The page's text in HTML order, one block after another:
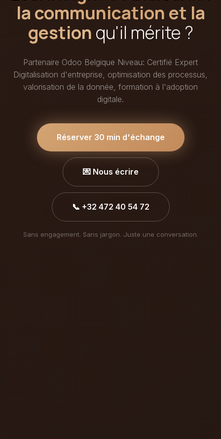
la communication et la
gestion qu'il mérite ?
Partenaire Odoo Belgique Niveau: Certifié Expert
Digitalisation d'entreprise, optimisation des processus,
valorisation de la donnée, formation à l'adoption
digitale.
Réserver 30 min d'échange
💌 Nous écrire
📞 +32 472 40 54 72
Sans engagement. Sans jargon. Juste une conversation.